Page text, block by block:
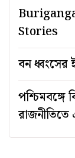
Stories
বন ধ্বংসের
পশ্চিমবঙ্গে
রাজনীতিতে